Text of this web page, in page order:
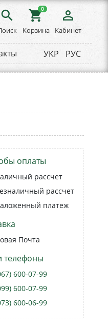
search shopping_cart
0
Корзина
person_outline
Кабинет
УКР РУС
оплаты
рассчет
рассчет
платеж
Почта
телефоны
600-07-99
600-07-99
600-06-99